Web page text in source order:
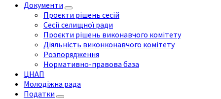
Документи
Проєкти рішень сесій
Сесії селищної ради
Проєкти рішень виконавчого комітету
Діяльність виконконавчого комітету
Розпорядження
Нормативно-правова база
ЦНАП
Молодіжна рада
Податки